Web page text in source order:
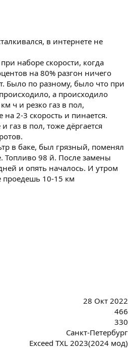
в интернете не
наборе скорости, когда
на 80% разгон ничего
Было по разному, было что при
а происходило
ч и резко газ в пол,
2-3 скорость и пинается.
газ в пол, тоже дёргается
в баке, был грязный, поменял
98 й. После замены
и опять началось. И утром
проедешь 10-15 км
28 Окт 2022
466
330
Санкт-Петербург
Exceed TXL 2023(2024 мод)